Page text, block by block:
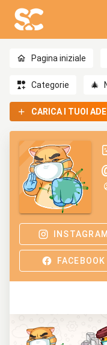
Pagina iniziale
Categorie 🎄
CARICA I TUOI
INSTAGRAM
FACEBOOK